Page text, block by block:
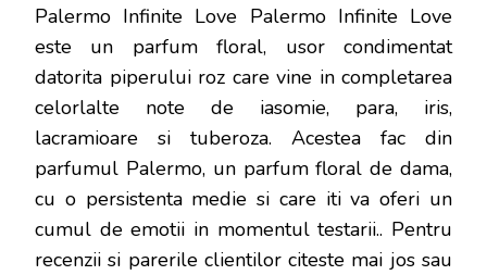
Palermo Infinite Love Palermo Infinite Love
este un parfum floral, usor condimentat
datorita piperului roz care vine in completarea
celorlalte note de iasomie, para, iris,
lacramioare si tuberoza. Acestea fac din
parfumul Palermo, un parfum floral de dama,
cu o persistenta medie si care iti va oferi un
cumul de emotii in momentul testarii.. Pentru
recenzii si parerile clientilor citeste mai jos sau